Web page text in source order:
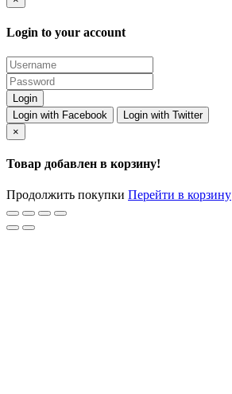
Login to your account
Login with Facebook
Login with Twitter
×
Товар добавлен в корзину!
Продолжить покупки Перейти в корзину